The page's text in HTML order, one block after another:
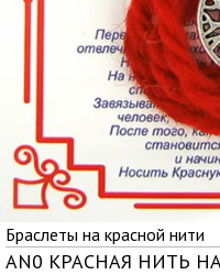
Браслеты на красной нити
AN0 КРАСНАЯ НИТЬ